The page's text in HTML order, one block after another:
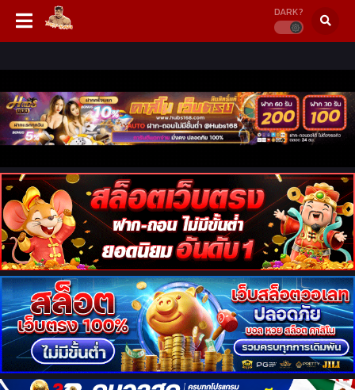
DARK?